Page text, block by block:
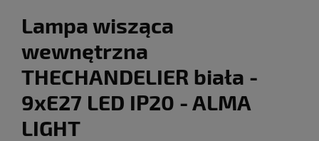
Lampa wisząca
wewnętrzna
THECHANDELIER biała -
9xE27 LED IP20 - ALMA
LIGHT